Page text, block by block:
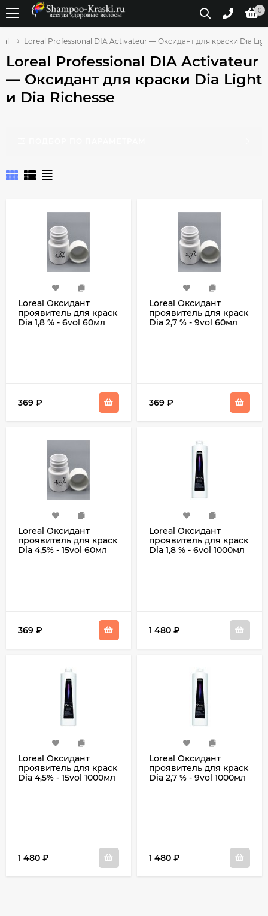
0
Loreal Professional DIA Activateur — Оксидант для краски Dia
Loreal Professional DIA Activateur
— Оксидант для краски Dia Light
и Dia Richesse
Loreal Оксидант
проявитель для краск
Dia 1,8 % - 6vol 60мл
369 ₽
Loreal Оксидант
проявитель для краск
Dia 2,7 % - 9vol 60мл
369 ₽
Loreal Оксидант
проявитель для краск
Dia 4,5% - 15vol 60мл
369 ₽
Loreal Оксидант
проявитель для краск
Dia 1,8 % - 6vol 1000мл
1 480 ₽
Loreal Оксидант
проявитель для краск
Dia 4,5% - 15vol 1000мл
1 480 ₽
Loreal Оксидант
проявитель для краск
Dia 2,7 % - 9vol 1000мл
1 480 ₽